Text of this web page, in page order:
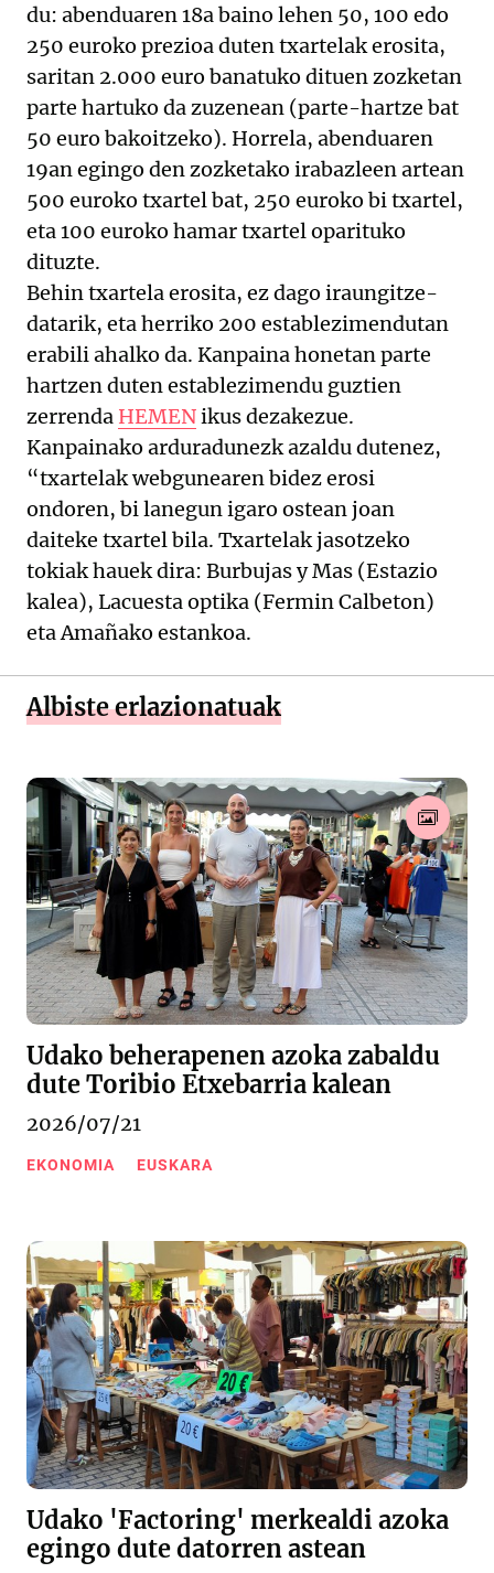
du: abenduaren 18a baino lehen 50, 100 edo
250 euroko prezioa duten txartelak erosita,
saritan 2.000 euro banatuko dituen zozketan
parte hartuko da zuzenean (parte-hartze bat
50 euro bakoitzeko). Horrela, abenduaren
19an egingo den zozketako irabazleen artean
500 euroko txartel bat, 250 euroko bi txartel,
eta 100 euroko hamar txartel oparituko
dituzte.
Behin txartela erosita, ez dago iraungitze-
datarik, eta herriko 200 establezimendutan
erabili ahalko da. Kanpaina honetan parte
hartzen duten establezimendu guztien
zerrenda HEMENikus dezakezue.
Kanpainako arduradunezk azaldu dutenez,
“txartelak webgunearen bidez erosi
ondoren, bi lanegun igaro ostean joan
daiteke txartel bila. Txartelak jasotzeko
tokiak hauek dira: Burbujas y Mas (Estazio
kalea), Lacuesta optika (Fermin Calbeton)
eta Amañako estankoa.
Albiste erlazionatuak
Udako beherapenen azoka zabaldu
dute Toribio Etxebarria kalean
2026/07/21
EKONOMIA EUSKARA
Udako 'Factoring' merkealdi azoka
egingo dute datorren astean